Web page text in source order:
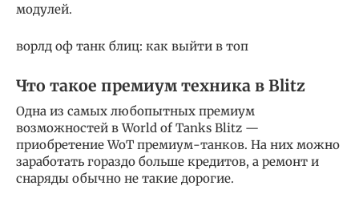
модулей.
ворлд оф танк блиц: как выйти в топ
Что такое премиум техника в Blitz
Одна из самых любопытных премиум
возможностей в World of Tanks Blitz —
приобретение WoT премиум-танков. На них можно
заработать гораздо больше кредитов, а ремонт и
снаряды обычно не такие дорогие.